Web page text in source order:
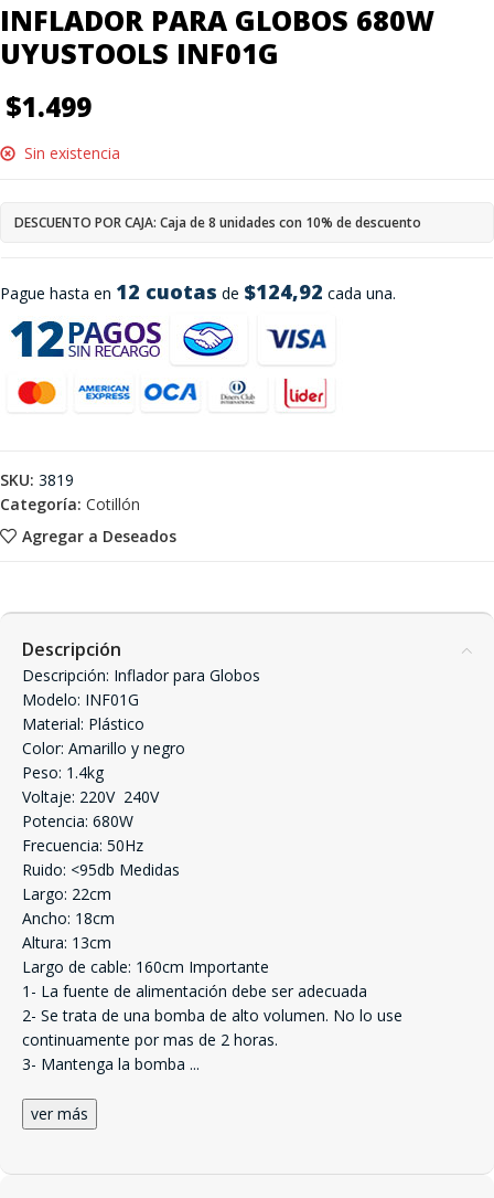
INFLADOR PARA GLOBOS 680W
UYUSTOOLS INF01G
$1.499
Pague hasta en 12 cuotas de $124,92 cada una.
Sin existencia
DESCUENTO POR CAJA: Caja de 8 unidades con 10% de descuento
Agregar a Deseados
SKU: 3819
Categoría: Cotillón
Descripción
Descripción: Inflador para Globos
Modelo: INF01G
Material: Plástico
Color: Amarillo y negro
Peso: 1.4kg
Voltaje: 220V  240V
Potencia: 680W
Frecuencia: 50Hz
Ruido: <95db Medidas
Largo: 22cm
Ancho: 18cm
Altura: 13cm
Largo de cable: 160cm Importante
1- La fuente de alimentación debe ser adecuada
2- Se trata de una bomba de alto volumen. No lo use
continuamente por mas de 2 horas.
3- Mantenga la bomba ...
ver más